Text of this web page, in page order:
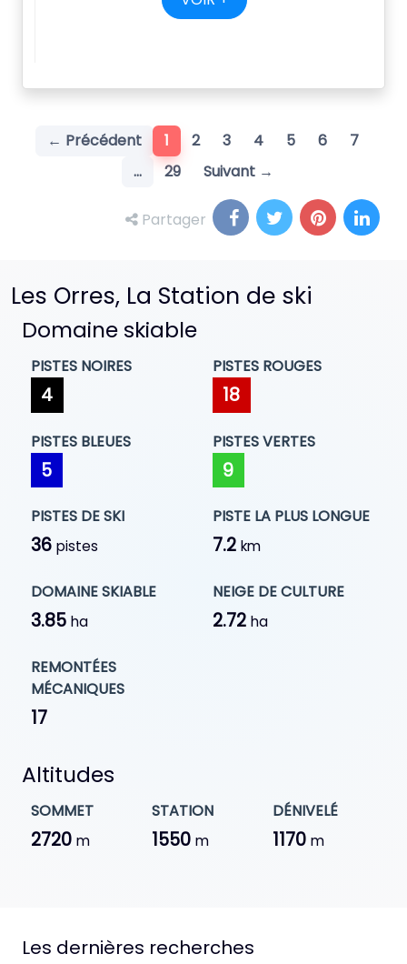
← Précédent 1 (current)
2 3 4 5 6
7
…
29 Suivant →
Partager
Les Orres, La Station de ski
Domaine skiable
PISTES NOIRES
4
PISTES ROUGES
18
PISTES BLEUES
5
PISTES VERTES
9
PISTES DE SKI
36 pistes
PISTE LA PLUS LONGUE
7.2 km
DOMAINE SKIABLE
3.85 ha
NEIGE DE CULTURE
2.72 ha
REMONTÉES
MÉCANIQUES
17
Altitudes
SOMMET
2720 m
STATION
1550 m
DÉNIVELÉ
1170m
Les dernières recherches